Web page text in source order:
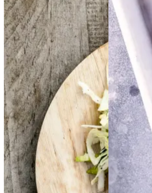
FrikadellerFrikadell
er medmed
smørspidskål,smørsp
idskål,
kartoflerkartofler
ogog
sennepsdressingsenn
epsdressing
Gem opskrift
Aftensmad
Sylte Sylte
Gem opskrift
Dansk mad
Frokost